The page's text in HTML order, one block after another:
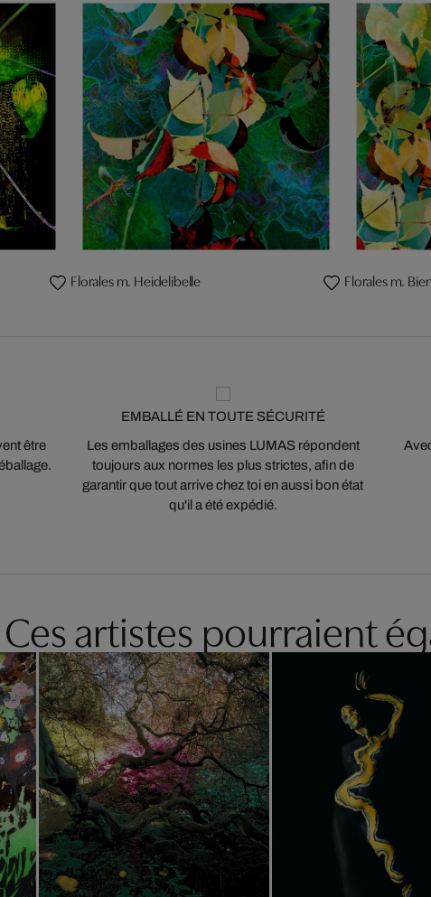
Florales m. Heidelibelle Florales m.
être
EMBALLÉ EN TOUTE SÉCURITÉ
Les emballages des usines LUMAS répondent
toujours aux normes les plus strictes, afin de
garantir que tout arrive chez toi en aussi bon état
qu'il a été expédié.
Ces artistes pourraient